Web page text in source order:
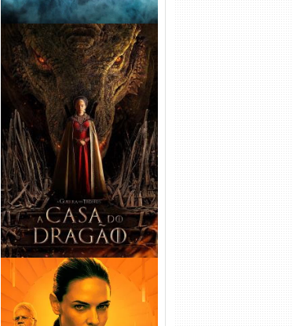
A Casa do Dragão 1ª
Temporada Torrent (2022)
WEB-DL 720p/1080p Dual
Áudio